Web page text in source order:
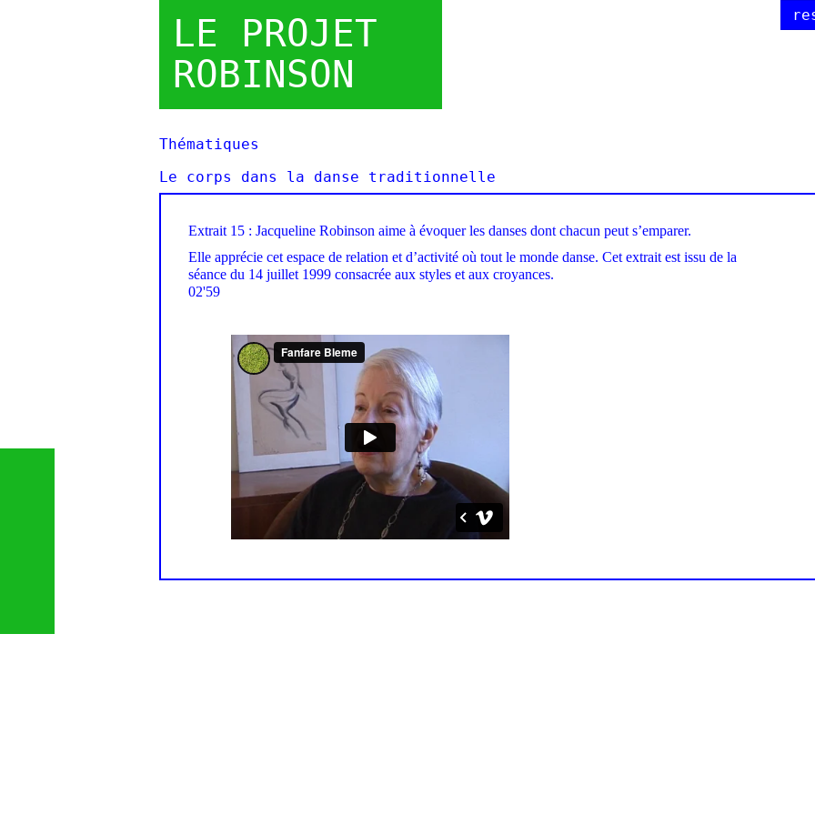
LE PROJET
ROBINSON
Thématiques
Le corps dans la danse traditionnelle
Extrait 15 : Jacqueline Robinson aime à évoquer les danses dont chacun peut s’emparer.
Elle apprécie cet espace de relation et d’activité où tout le monde danse. Cet extrait est issu de la
séance du 14 juillet 1999 consacrée aux styles et aux croyances.
02'59